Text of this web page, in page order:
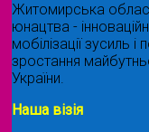
Житомирська
юнацтва -
мобілізації зусиль і
зростання
України.
Наша візія